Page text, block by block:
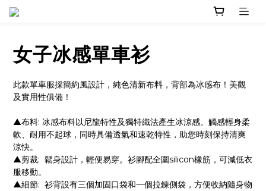
女子冰感單車衫
此款單車服採簡約風設計，純色清新布料，背部為冰感布！美觀
及實用性俱備！
▲布料: 冰感布料以尼龍特性及獨特織法產生冰涼感。觸感輕身柔
軟、耐用不起球，同時具備透氣和速乾特性，助您時刻保持清爽
涼快。
▲剪裁:  鬆身設計，輕便易穿。衫腳配全圍silicon橡筋，可減低衣
服移動。
▲細節:  衫背設有三個加固口袋和一個拉鍊側袋，方便收納隨身物